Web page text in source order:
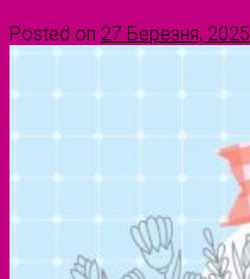
Posted on 27 Березня, 2025